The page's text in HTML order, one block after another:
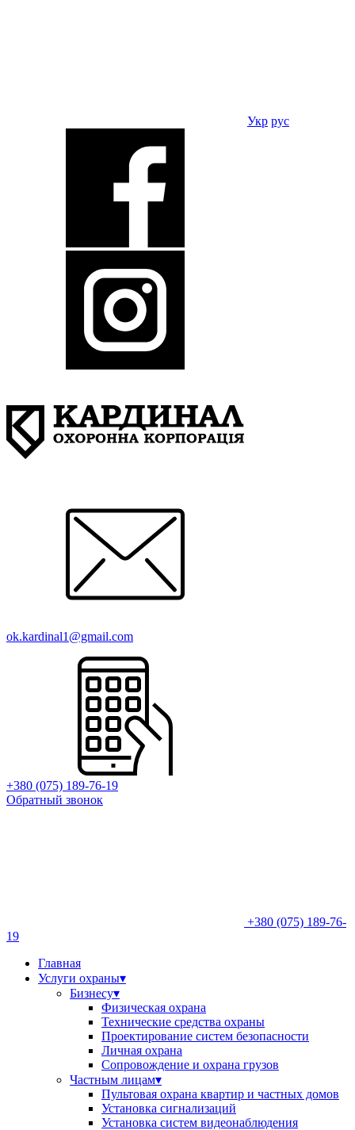
Укр рус
ok.kardinal1@gmail.com
+380 (075) 189-76-19
Обратный звонок
+380 (075) 189-76-
19
Главная
Услуги охраны▾
Бизнесу▾
Физическая охрана
Технические средства охраны
Проектирование систем безопасности
Личная охрана
Сопровождение и охрана грузов
Частным лицам▾
Пультовая охрана квартир и частных домов
Установка сигнализаций
Установка систем видеонаблюдения